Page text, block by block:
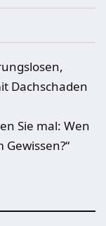
Dachschaden
Sie mal: Wen